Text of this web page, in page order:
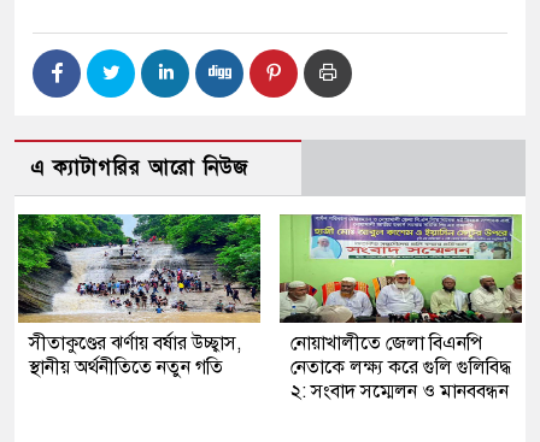
এ ক্যাটাগরির আরো নিউজ
সীতাকুণ্ডের ঝর্ণায় বর্ষার উচ্ছ্বাস,
স্থানীয় অর্থনীতিতে নতুন গতি
নোয়াখালীতে জেলা বিএনপি
নেতাকে লক্ষ্য করে গুলি গুলিবিদ্ধ
২: সংবাদ সম্মেলন ও মানববন্ধন